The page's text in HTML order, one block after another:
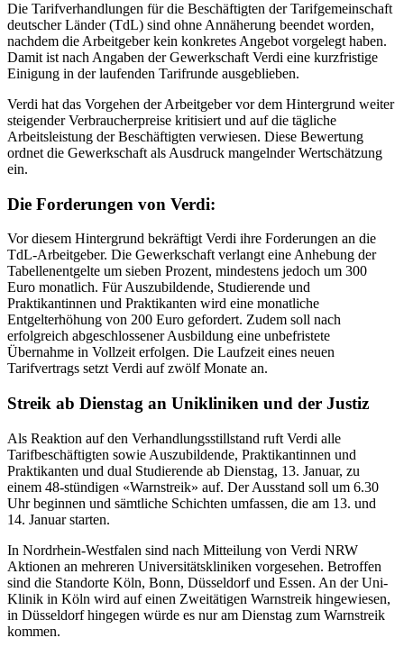
Die Tarifverhandlungen für die Beschäftigten der Tarifgemeinschaft
deutscher Länder (TdL) sind ohne Annäherung beendet worden,
nachdem die Arbeitgeber kein konkretes Angebot vorgelegt haben.
Damit ist nach Angaben der Gewerkschaft Verdi eine kurzfristige
Einigung in der laufenden Tarifrunde ausgeblieben.
Verdi hat das Vorgehen der Arbeitgeber vor dem Hintergrund weiter
steigender Verbraucherpreise kritisiert und auf die tägliche
Arbeitsleistung der Beschäftigten verwiesen. Diese Bewertung
ordnet die Gewerkschaft als Ausdruck mangelnder Wertschätzung
ein.
Die Forderungen von Verdi:
Vor diesem Hintergrund bekräftigt Verdi ihre Forderungen an die
TdL-Arbeitgeber. Die Gewerkschaft verlangt eine Anhebung der
Tabellenentgelte um sieben Prozent, mindestens jedoch um 300
Euro monatlich. Für Auszubildende, Studierende und
Praktikantinnen und Praktikanten wird eine monatliche
Entgelterhöhung von 200 Euro gefordert. Zudem soll nach
erfolgreich abgeschlossener Ausbildung eine unbefristete
Übernahme in Vollzeit erfolgen. Die Laufzeit eines neuen
Tarifvertrags setzt Verdi auf zwölf Monate an.
Streik ab Dienstag an Unikliniken und der Justiz
Als Reaktion auf den Verhandlungsstillstand ruft Verdi alle
Tarifbeschäftigten sowie Auszubildende, Praktikantinnen und
Praktikanten und dual Studierende ab Dienstag, 13. Januar, zu
einem 48-stündigen «Warnstreik» auf. Der Ausstand soll um 6.30
Uhr beginnen und sämtliche Schichten umfassen, die am 13. und
14. Januar starten.
In Nordrhein-Westfalen sind nach Mitteilung von Verdi NRW
Aktionen an mehreren Universitätskliniken vorgesehen. Betroffen
sind die Standorte Köln, Bonn, Düsseldorf und Essen. An der Uni-
Klinik in Köln wird auf einen Zweitätigen Warnstreik hingewiesen,
in Düsseldorf hingegen würde es nur am Dienstag zum Warnstreik
kommen.